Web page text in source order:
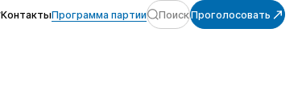
КонтактыПрограмма партии ПоискПроголосовать